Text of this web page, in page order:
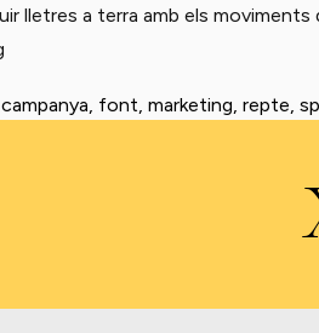
lletres a terra amb els moviments
campanya, font, marketing, repte,